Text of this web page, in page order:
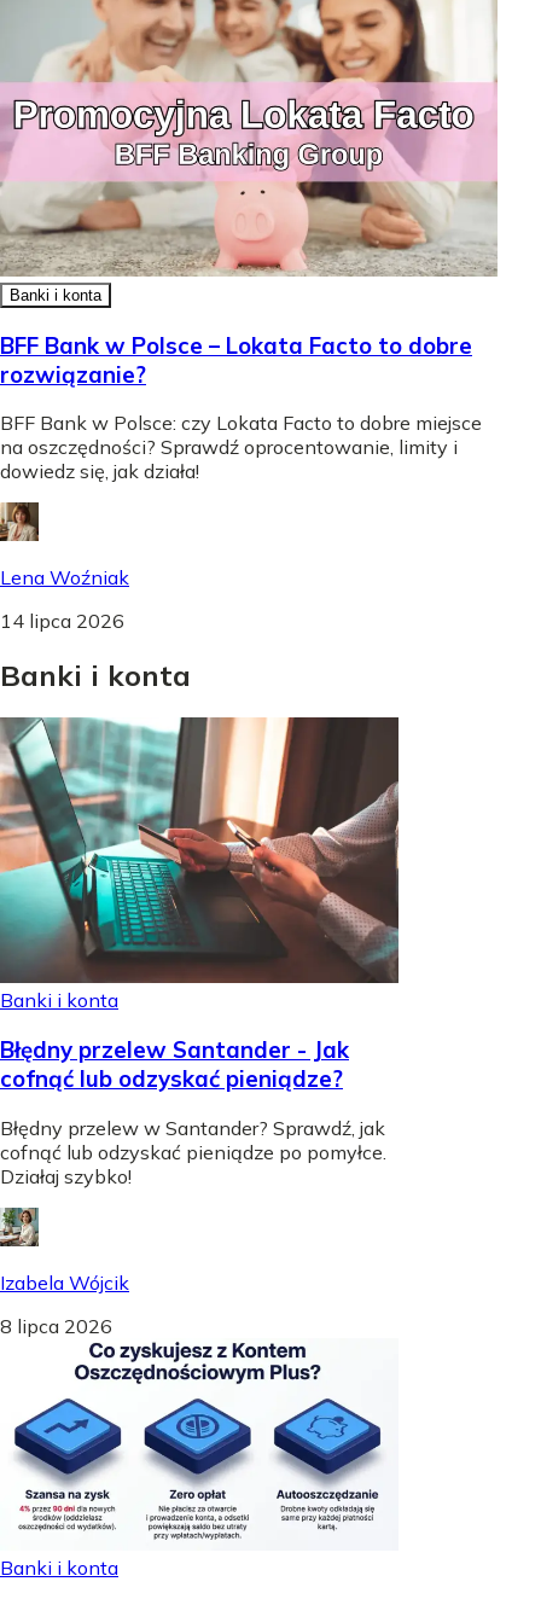
Banki i konta
BFF Bank w Polsce – Lokata Facto to dobre
rozwiązanie?
BFF Bank w Polsce: czy Lokata Facto to dobre miejsce
na oszczędności? Sprawdź oprocentowanie, limity i
dowiedz się, jak działa!
Lena Woźniak
14 lipca 2026
Banki i konta
Banki i konta
Błędny przelew Santander - Jak
cofnąć lub odzyskać pieniądze?
Błędny przelew w Santander? Sprawdź, jak
cofnąć lub odzyskać pieniądze po pomyłce.
Działaj szybko!
Izabela Wójcik
8 lipca 2026
Banki i konta